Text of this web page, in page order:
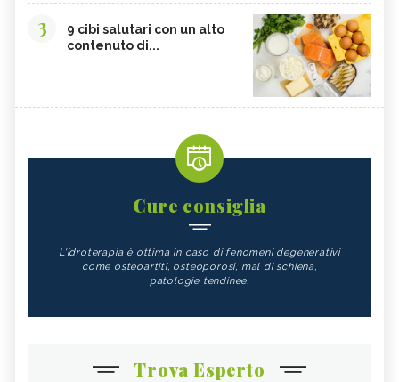
3
9 cibi salutari con un alto
contenuto di...
Cure consiglia
L'idroterapia è ottima in caso di fenomeni degenerativi
come osteoartiti, osteoporosi, mal di schiena,
patologie tendinee.
Trova Esperto